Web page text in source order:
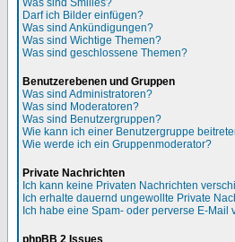
Was sind Smilies?
Darf ich Bilder einfügen?
Was sind Ankündigungen?
Was sind Wichtige Themen?
Was sind geschlossene Themen?
Benutzerebenen und Gruppen
Was sind Administratoren?
Was sind Moderatoren?
Was sind Benutzergruppen?
Wie kann ich einer Benutzergruppe
Wie werde ich ein Gruppenmoderator?
Private Nachrichten
Ich kann keine Privaten Nachrichten
Ich erhalte dauernd ungewollte Private
Ich habe eine Spam- oder perverse E-
phpBB 2 Issues